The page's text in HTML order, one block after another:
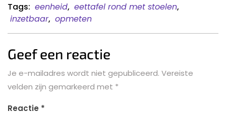
Tags: eenheid, eettafel rond met stoelen,
inzetbaar, opmeten
Geef een reactie
Je e-mailadres wordt niet gepubliceerd. Vereiste
velden zijn gemarkeerd met *
Reactie *